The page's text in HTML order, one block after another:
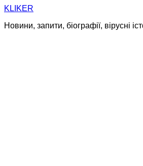
Skip
content
KLIKER
Новини, запити, біографії, вірусні